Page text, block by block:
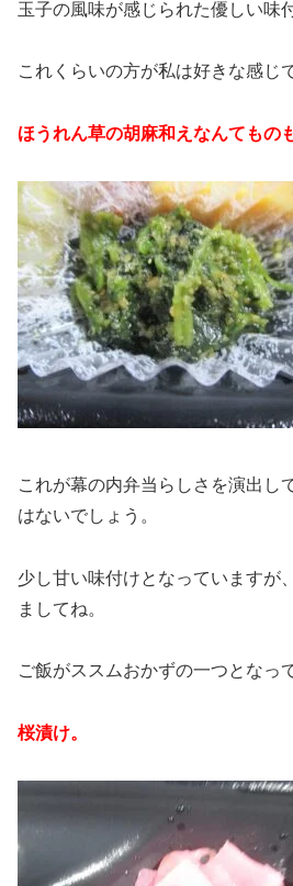
玉子の風味が感じられた優しい味
これくらいの方が私は好きな感じ
ほうれん草の胡麻和えなんてものも
これが幕の内弁当らしさを演出し
はないでしょう。
少し甘い味付けとなっていますが
ましてね。
ご飯がススムおかずの一つとなっ
桜漬け。